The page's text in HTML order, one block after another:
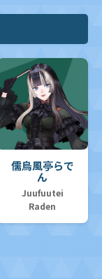
儒烏風亭らで
ん
Juufuutei
Raden